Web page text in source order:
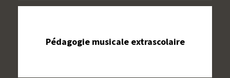
Pédagogie musicale extrascolaire